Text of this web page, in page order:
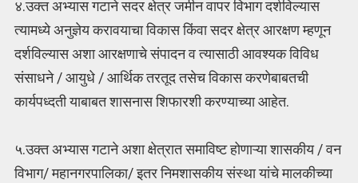
४.उक्त अभ्यास गटाने सदर क्षेत्र जमीन वापर विभाग दर्शविल्यास
त्यामध्ये अनुज्ञेय करावयाचा विकास किंवा सदर क्षेत्र आरक्षण म्हणून
दर्शविल्यास अशा आरक्षणाचे संपादन व त्यासाठी आवश्यक विविध
संसाधने / आयुधे / आर्थिक तरतूद तसेच विकास करणेबाबतची
कार्यपध्दती याबाबत शासनास शिफारशी करण्याच्या आहेत.
५.उक्त अभ्यास गटाने अशा क्षेत्रात समाविष्ट होणाऱ्या शासकीय / वन
विभाग/ महानगरपालिका/ इतर निमशासकीय संस्था यांचे मालकीच्या